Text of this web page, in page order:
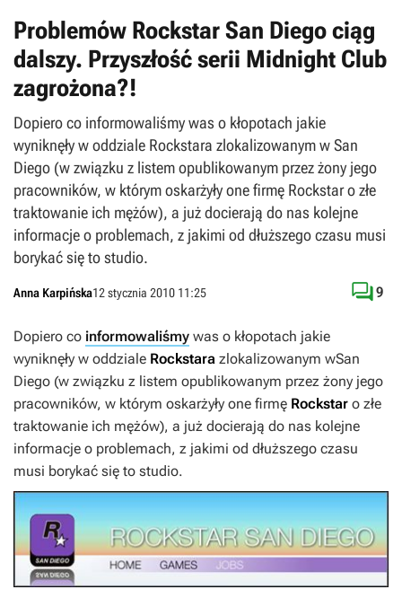
Problemów Rockstar San Diego ciąg
dalszy. Przyszłość serii Midnight Club
zagrożona?!
Dopiero co informowaliśmy was o kłopotach jakie
wyniknęły w oddziale Rockstara zlokalizowanym w San
Diego (w związku z listem opublikowanym przez żony jego
pracowników, w którym oskarżyły one firmę Rockstar o złe
traktowanie ich mężów), a już docierają do nas kolejne
informacje o problemach, z jakimi od dłuższego czasu musi
borykać się to studio.
Anna Karpińska12 stycznia 2010 11:25 9
Dopiero co informowaliśmy was o kłopotach jakie
wyniknęły w oddziale Rockstara zlokalizowanym wSan
Diego (w związku z listem opublikowanym przez żony jego
pracowników, w którym oskarżyły one firmę Rockstar o złe
traktowanie ich mężów), a już docierają do nas kolejne
informacje o problemach, z jakimi od dłuższego czasu
musi borykać się to studio.